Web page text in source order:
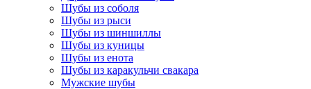
Шубы из соболя
Шубы из рыси
Шубы из шиншиллы
Шубы из куницы
Шубы из енота
Шубы из каракульчи свакара
Мужские шубы